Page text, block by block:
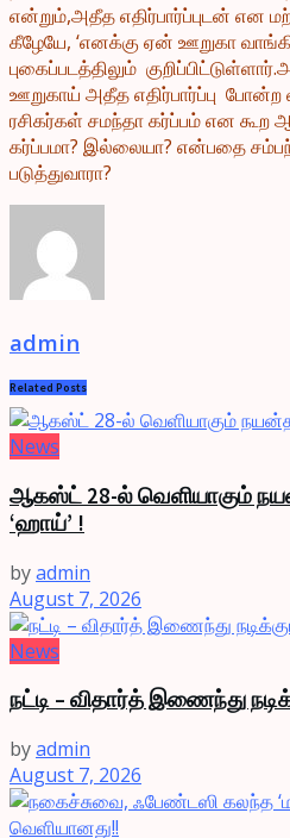
என்றும்,அதீத எதிர்பார்ப்புடன் என
கீழேயே, ‘எனக்கு ஏன் ஊறுகா
புகைப்படத்திலும்
ஊறுகாய் அதீத எதிர்பார்ப்பு
ரசிகர்கள் சமந்தா கர்ப்பம் என கூற
கர்ப்பமா? இல்லையா? என்பதை
படுத்துவாரா?
admin
Related Posts
News
ஆகஸ்ட் 28-ல் வெளியாகும்
‘ஹாய்’ !
byadmin
August 7, 2026
News
நட்டி – விதார்த் இணைந்து
byadmin
August 7, 2026